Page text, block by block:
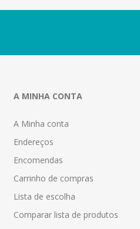
A MINHA CONTA
A Minha conta
Endereços
Encomendas
Carrinho de compras
Lista de escolha
Comparar lista de produtos